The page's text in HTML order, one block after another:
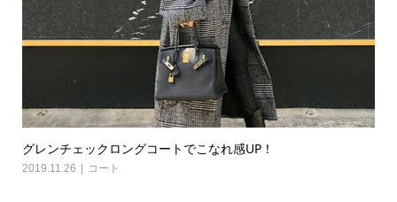
グレンチェックロングコートでこなれ感UP！
2019.11.26 コート